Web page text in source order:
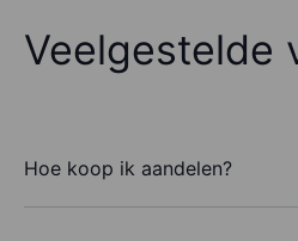
Veelgestelde
Hoe koop ik aandelen?